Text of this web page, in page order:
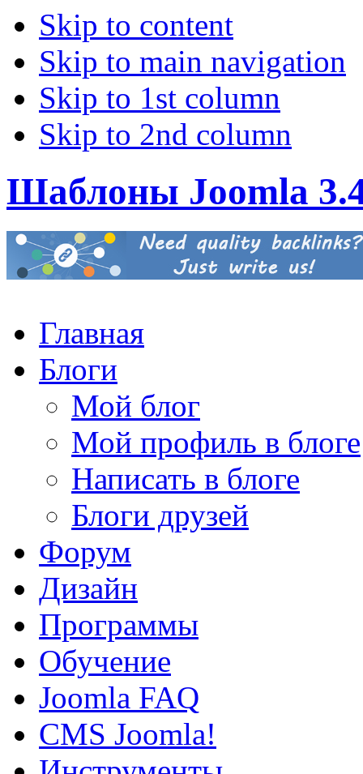
Skip to content
Skip to main navigation
Skip to 1st column
Skip to 2nd column
Шаблоны Joomla
Главная
Блоги
Мой блог
Мой профиль в блоге
Написать в блоге
Блоги друзей
Форум
Дизайн
Программы
Обучение
Joomla FAQ
CMS Joomla!